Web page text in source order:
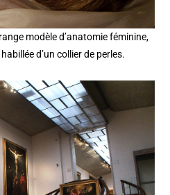
modèle d’anatomie féminine,
d’un collier de perles.